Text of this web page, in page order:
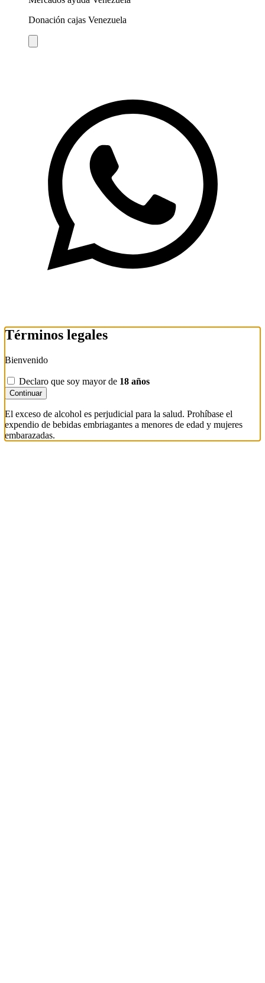
Donación cajas Venezuela
Términos legales
Bienvenido
Declaro que soy mayor de 18 años
Continuar
El exceso de alcohol es perjudicial para la salud. Prohíbase el
expendio de bebidas embriagantes a menores de edad y mujeres
embarazadas.